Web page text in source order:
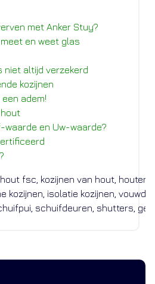
met Anker Stuy?
en weet glas
niet altijd verzekerd
kozijnen
adem!
waarde en Uw-waarde?